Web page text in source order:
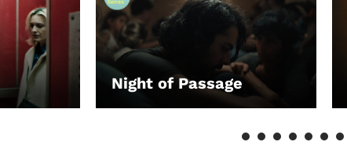
Night of Passage
LEIHEN